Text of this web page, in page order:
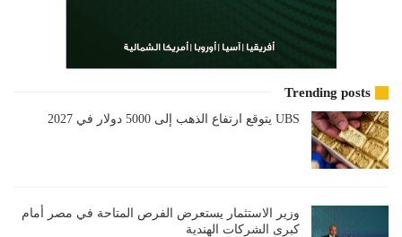
Trending posts
UBS يتوقع ارتفاع الذهب إلى 5000 دولار في 2027
وزير الاستثمار يستعرض الفرص المتاحة في مصر أمام
كبرى الشركات الهندية